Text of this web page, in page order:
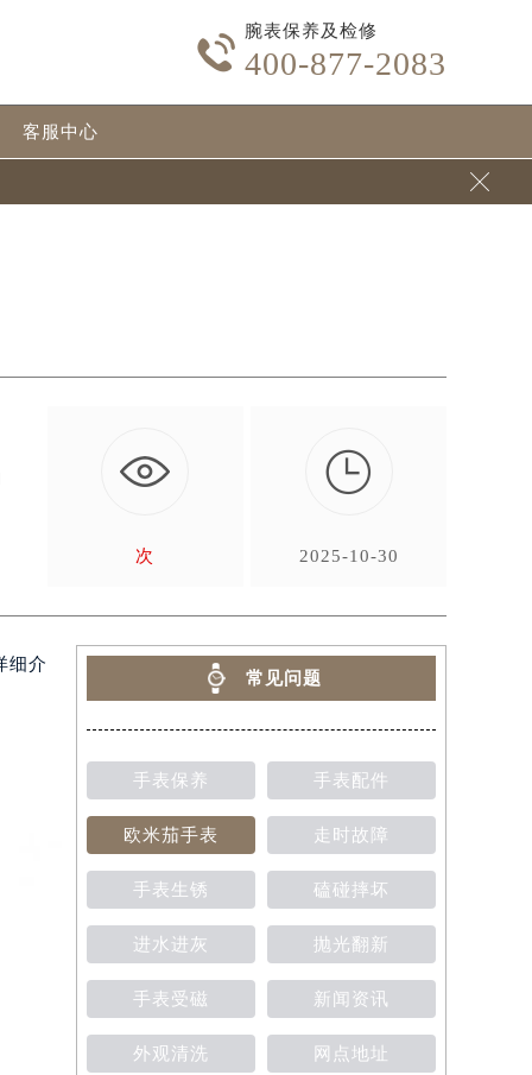

腕表保养及检修
400-877-2083
客服中心

次

2025-10-30
细介
常见问题
手表保养 手表配件
欧米茄手表 走时故障
手表生锈 磕碰摔坏
进水进灰 抛光翻新
手表受磁 新闻资讯
外观清洗 网点地址